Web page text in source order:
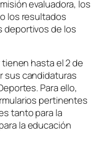
evaluadora, los
los resultados
deportivos de los
hasta el 2 de
sus candidaturas
Para ello,
pertinentes
tanto para la
la educación